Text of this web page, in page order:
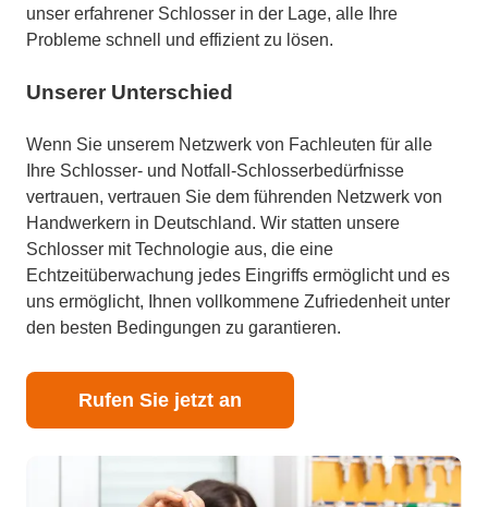
unser erfahrener Schlosser in der Lage, alle Ihre
Probleme schnell und effizient zu lösen.
Unserer Unterschied
Wenn Sie unserem Netzwerk von Fachleuten für alle
Ihre Schlosser- und Notfall-Schlosserbedürfnisse
vertrauen, vertrauen Sie dem führenden Netzwerk von
Handwerkern in Deutschland. Wir statten unsere
Schlosser mit Technologie aus, die eine
Echtzeitüberwachung jedes Eingriffs ermöglicht und es
uns ermöglicht, Ihnen vollkommene Zufriedenheit unter
den besten Bedingungen zu garantieren.
Rufen Sie jetzt an